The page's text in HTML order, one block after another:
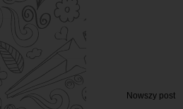
Nowszy post